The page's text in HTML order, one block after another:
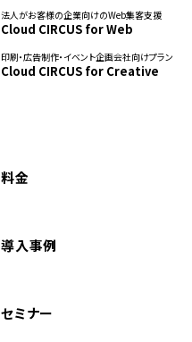
法人がお客様の企業向けのWeb集客支援
Cloud CIRCUS for Web
印刷・広告制作・イベント企画会社向けプラン
Cloud CIRCUS for Creative
料金
導入事例
セミナー